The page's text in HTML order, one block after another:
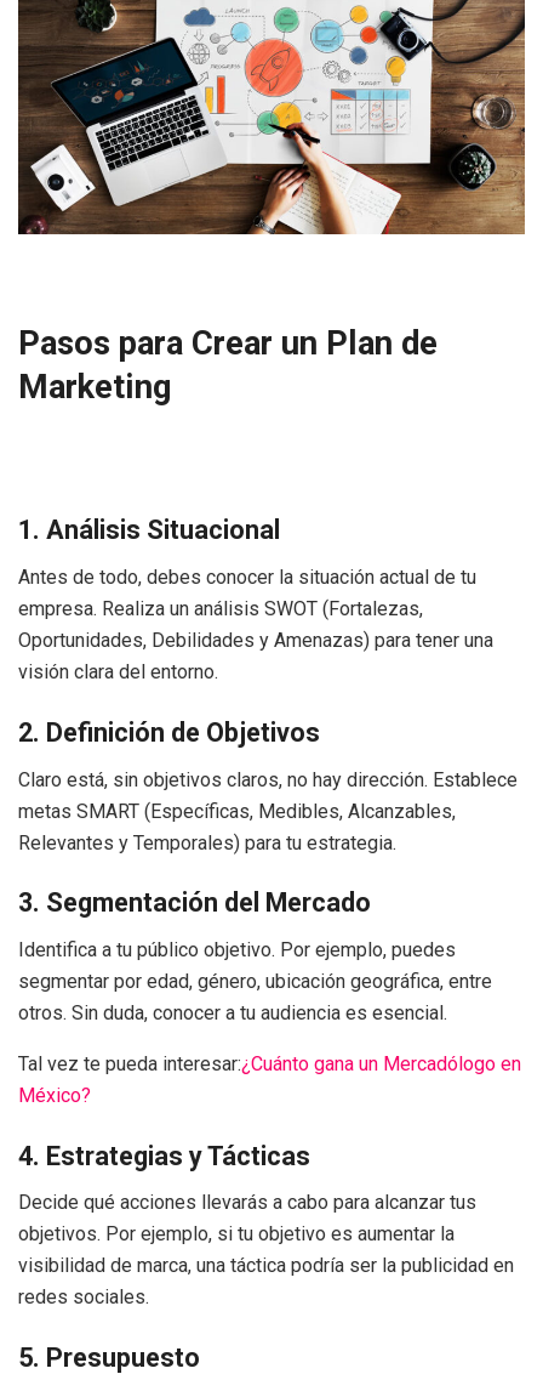
Pasos para Crear un Plan de
Marketing
1. Análisis Situacional
Antes de todo, debes conocer la situación actual de tu
empresa. Realiza un análisis SWOT (Fortalezas,
Oportunidades, Debilidades y Amenazas) para tener una
visión clara del entorno.
2. Definición de Objetivos
Claro está, sin objetivos claros, no hay dirección. Establece
metas SMART (Específicas, Medibles, Alcanzables,
Relevantes y Temporales) para tu estrategia.
3. Segmentación del Mercado
Identifica a tu público objetivo. Por ejemplo, puedes
segmentar por edad, género, ubicación geográfica, entre
otros. Sin duda, conocer a tu audiencia es esencial.
Tal vez te pueda interesar:¿Cuánto gana un Mercadólogo en
México?
4. Estrategias y Tácticas
Decide qué acciones llevarás a cabo para alcanzar tus
objetivos. Por ejemplo, si tu objetivo es aumentar la
visibilidad de marca, una táctica podría ser la publicidad en
redes sociales.
5. Presupuesto